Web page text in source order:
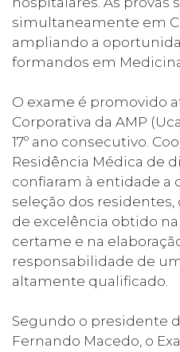
simultaneamente em
ampliando a
formandos em
O exame é promovido
Corporativa da AMP
17º ano consecutivo.
Residência Médica de
confiaram à entidade a
seleção dos residentes,
de excelência obtido
certame e na
responsabilidade de
altamente qualificado.
Segundo o presidente
Fernando Macedo, o